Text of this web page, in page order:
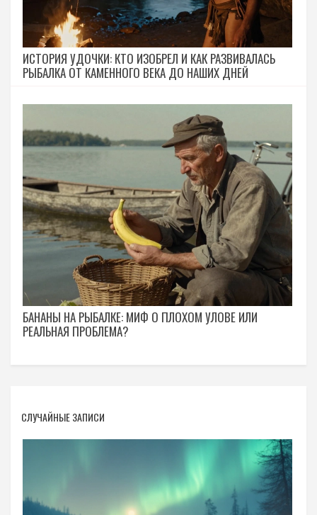
ИСТОРИЯ УДОЧКИ: КТО ИЗОБРЕЛ И КАК РАЗВИВАЛАСЬ
РЫБАЛКА ОТ КАМЕННОГО ВЕКА ДО НАШИХ ДНЕЙ
БАНАНЫ НА РЫБАЛКЕ: МИФ О ПЛОХОМ УЛОВЕ ИЛИ
РЕАЛЬНАЯ ПРОБЛЕМА?
СЛУЧАЙНЫЕ ЗАПИСИ